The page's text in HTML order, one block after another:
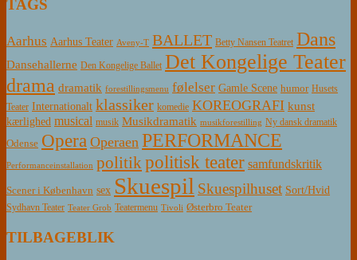
TAGS
Aarhus Aarhus Teater Aveny-T BALLET Betty Nansen Teatret Dans
Dansehallerne Den Kongelige Ballet Det Kongelige Teater
drama dramatik forestillingsmenu følelser Gamle Scene humor Husets
Teater Internationalt klassiker komedie KOREOGRAFI kunst
kærlighed musical musik Musikdramatik musikforestilling Ny dansk dramatik
Odense Opera Operaen PERFORMANCE
Performanceinstallation politikpolitisk teater samfundskritik
Scener i København sex Skuespil Skuespilhuset Sort/Hvid
Sydhavn Teater Teater Grob Teatermenu Tivoli Østerbro Teater
TILBAGEBLIK